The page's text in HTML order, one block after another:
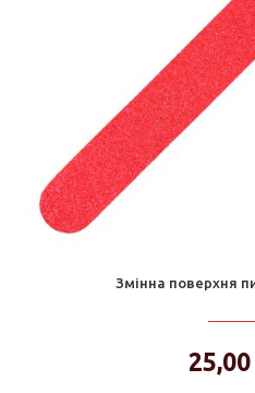
Змінна поверхня